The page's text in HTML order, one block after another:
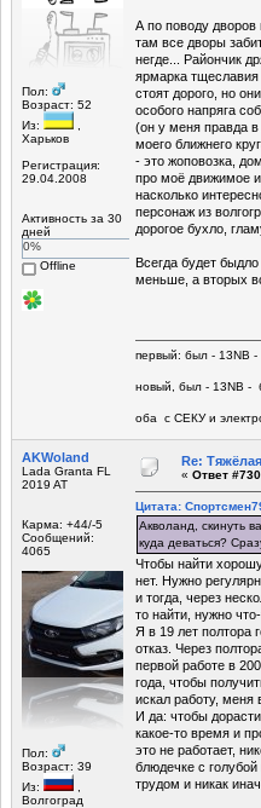
Пол:
Возраст: 52
Из:
Харьков
Регистрация:
29.04.2008
Активность за 30
дней
0%
Offline
А по поводу
там все дворы
негде... Райончик
ярмарка
стоят дорого, но
особого напряга
(он у меня правда
моего ближнего
- это жоповозка,
про моё движимое
насколько
персонаж из
дорогое бухло,
Всегда будет
меньше, а вторых
первый: был - 13NB
новый, был - 13NB -
оба с СЕКУ и
AKWoland
Lada Granta FL
2019 AT
Карма: +44/-5
Сообщений:
4065
Пол:
Возраст: 39
Из:
Волгоград
Re:
« Ответ
Цитата:
Акволанд, скинуть
куда деваться?
Чтобы найти
нет. Нужно
и тогда, через
то найти, нужно
Я в 19 лет полтора
отказ. Через
первой работе в
года, чтобы
искал работу, меня
И да: чтобы
какое-то время и
это не работает,
блюдечке с
трудом и никак